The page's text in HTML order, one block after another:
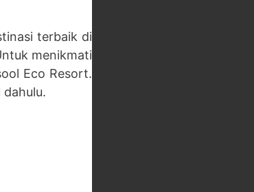
terbaik di
menikmati
Eco Resort.